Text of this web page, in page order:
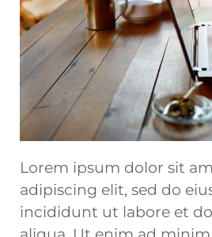
Lorem ipsum dolor sit
adipiscing elit, sed do
incididunt ut labore et